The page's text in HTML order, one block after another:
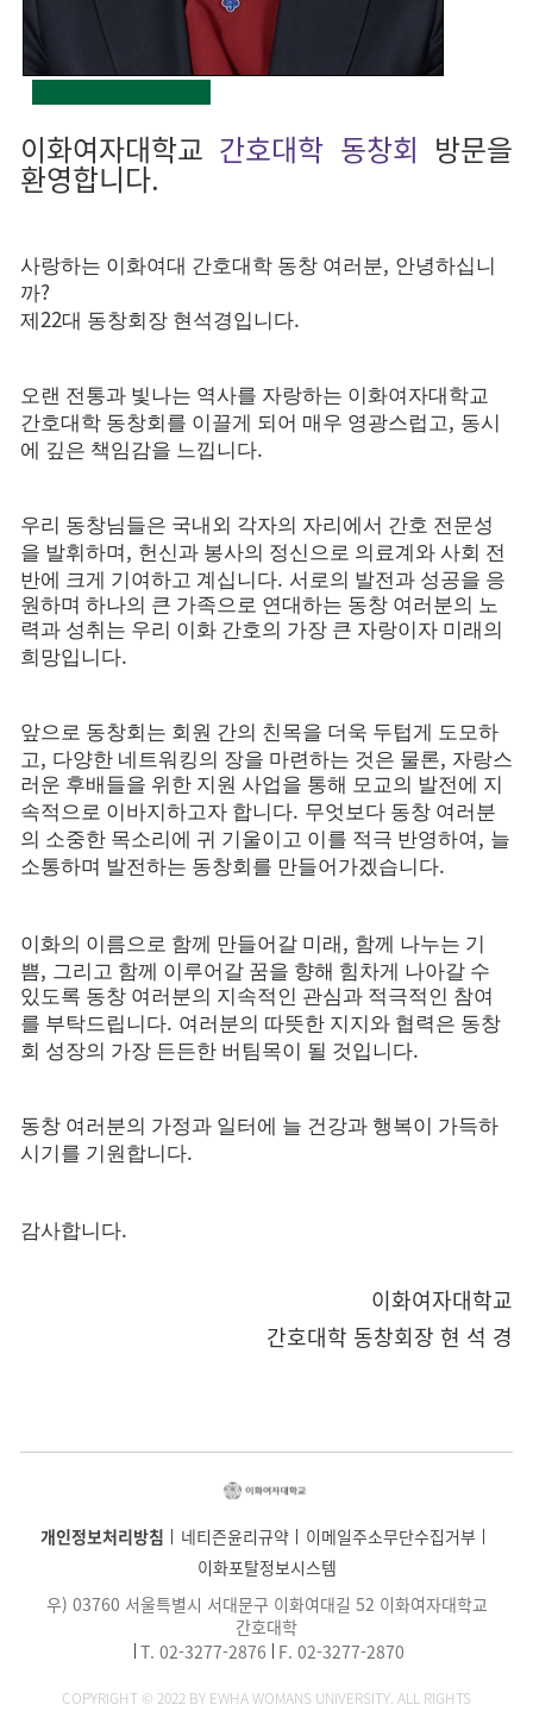
이화여자대학교 간호대학 동창회 방문을
환영합니다.
사랑하는 이화여대 간호대학 동창 여러분, 안녕하십니
까?
제 22대 동창회장 현석경입니다.
오랜 전통과 빛나는 역사를 자랑하는 이화여자대학교
간호대학 동창회를 이끌게 되어 매우 영광스럽고, 동시
에 깊은 책임감을 느낍니다.
우리 동창님들은 국내외 각자의 자리에서 간호 전문성
을 발휘하며 , 헌신과 봉사의 정신으로 의료계와 사회 전
반에 크게 기여하고 계십니다. 서로의 발전과 성공을 응
원하며 하나의 큰 가족으로 연대하는 동창 여러분의 노
력과 성취는 우리 이화 간호의 가장 큰 자랑이자 미래의
희망입니다.
앞으로 동창회는 회원 간의 친목을 더욱 두텁게 도모하
고, 다양한 네트워킹의 장을 마련하는 것은 물론, 자랑스
러운 후배들을 위한 지원 사업을 통해 모교의 발전에 지
속적으로 이바지하고자 합니다. 무엇보다 동창 여러분
의 소중한 목소리에 귀 기울이고 이를 적극 반영하여 , 늘
소통하며 발전하는 동창회를 만들어가겠습니다.
이화의 이름으로 함께 만들어갈 미래 , 함께 나누는 기
쁨, 그리고 함께 이루어갈 꿈을 향해 힘차게 나아갈 수
있도록 동창 여러분의 지속적인 관심과 적극적인 참여
를 부탁드립니다. 여러분의 따뜻한 지지와 협력은 동창
회 성장의 가장 든든한 버팀목이 될 것입니다.
동창 여러분의 가정과 일터에 늘 건강과 행복이 가득하
시기를 기원합니다.
감사합니다.
이화여자대학교
간호대학 동창회장 현 석 경
개인정보처리방침 네티즌윤리규약
이메일주소무단수집거부
이화포탈정보시스템
우) 03760 서울특별시 서대문구 이화여대길 52 이화여자대학교
간호대학
T. 02-3277-2876 F. 02-3277-2870
COPYRIGHT © 2022 BY EWHA WOMANS UNIVERSITY. ALL RIGHTS